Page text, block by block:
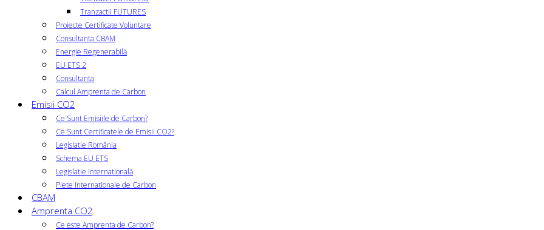
Tranzactii FUTURES
Proiecte Certificate Voluntare
Consultanta CBAM
Energie Regenerabilă
EU ETS 2
Consultanta
Calcul Amprenta de Carbon
Emisii CO2
Ce Sunt Emisiile de Carbon?
Ce Sunt Certificatele de Emisii CO2?
Legislatie România
Schema EU ETS
Legislatie Internatională
Piete Internationale de Carbon
CBAM
Amprenta CO2
Ce este Amprenta de Carbon?